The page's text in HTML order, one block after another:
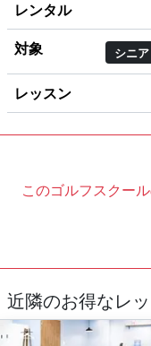
レンタル
対象 シニア
レッスン
このゴルフスクー
近隣のお得なレ